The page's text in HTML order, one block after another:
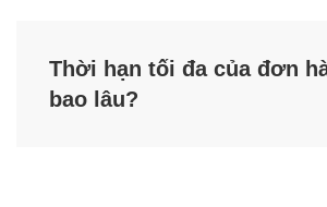
Thời hạn tối đa của đơn
bao lâu?